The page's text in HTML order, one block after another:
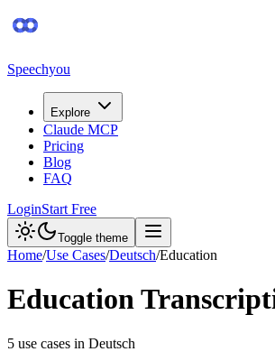
Speechyou
Explore
Claude MCP
Pricing
Blog
FAQ
LoginStart Free
Toggle theme
Home/Use Cases/Deutsch/Education
Education
5 use cases in Deutsch